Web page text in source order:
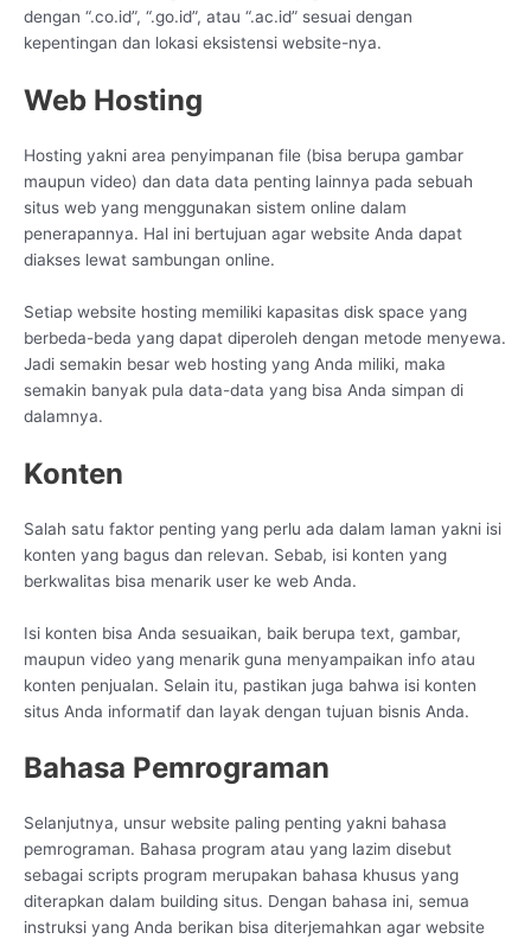
dengan “.co.id”, “.go.id”, atau “.ac.id” sesuai dengan
kepentingan dan lokasi eksistensi website-nya.
Web Hosting
Hosting yakni area penyimpanan file (bisa berupa gambar
maupun video) dan data data penting lainnya pada sebuah
situs web yang menggunakan sistem online dalam
penerapannya. Hal ini bertujuan agar website Anda dapat
diakses lewat sambungan online.
Setiap website hosting memiliki kapasitas disk space yang
berbeda-beda yang dapat diperoleh dengan metode menyewa.
Jadi semakin besar web hosting yang Anda miliki, maka
semakin banyak pula data-data yang bisa Anda simpan di
dalamnya.
Konten
Salah satu faktor penting yang perlu ada dalam laman yakni isi
konten yang bagus dan relevan. Sebab, isi konten yang
berkwalitas bisa menarik user ke web Anda.
Isi konten bisa Anda sesuaikan, baik berupa text, gambar,
maupun video yang menarik guna menyampaikan info atau
konten penjualan. Selain itu, pastikan juga bahwa isi konten
situs Anda informatif dan layak dengan tujuan bisnis Anda.
Bahasa Pemrograman
Selanjutnya, unsur website paling penting yakni bahasa
pemrograman. Bahasa program atau yang lazim disebut
sebagai scripts program merupakan bahasa khusus yang
diterapkan dalam building situs. Dengan bahasa ini, semua
instruksi yang Anda berikan bisa diterjemahkan agar website